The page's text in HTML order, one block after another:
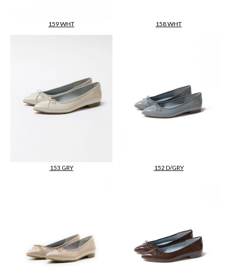
159 WHT 158 WHT
153 GRY 152 D/GRY